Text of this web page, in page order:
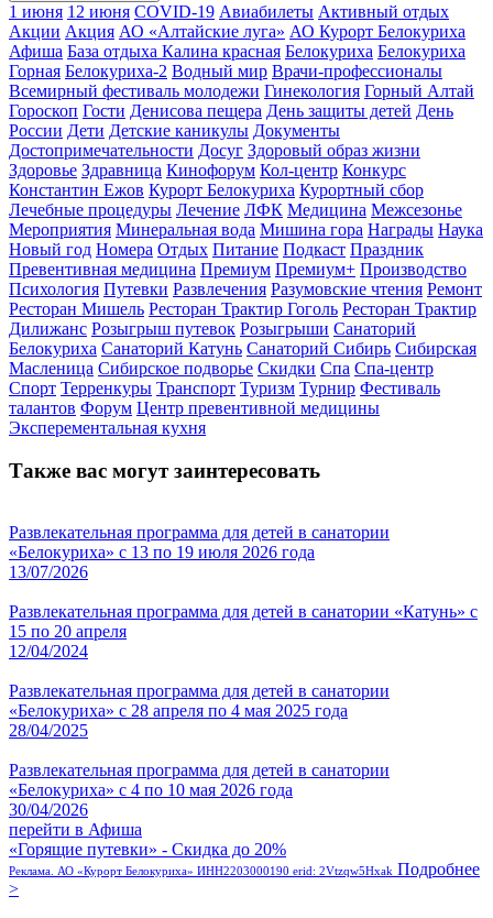
1 июня 12 июня COVID-19 Авиабилеты Активный отдых
Акции Акция АО «Алтайские луга» АО Курорт Белокуриха
Афиша База отдыха Калина красная Белокуриха Белокуриха
Горная Белокуриха-2 Водный мир Врачи-профессионалы
Всемирный фестиваль молодежи Гинекология Горный Алтай
Гороскоп Гости Денисова пещера День защиты детей День
России Дети Детские каникулы Документы
Достопримечательности Досуг Здоровый образ жизни
Здоровье Здравница Кинофорум Кол-центр Конкурс
Константин Ежов Курорт Белокуриха Курортный сбор
Лечебные процедуры Лечение ЛФК Медицина Межсезонье
Мероприятия Минеральная вода Мишина гора Награды Наука
Новый год Номера Отдых Питание Подкаст Праздник
Превентивная медицина Премиум Премиум+ Производство
Психология Путевки Развлечения Разумовские чтения Ремонт
Ресторан Мишель Ресторан Трактир Гоголь Ресторан Трактир
Дилижанс Розыгрыш путевок Розыгрыши Санаторий
Белокуриха Санаторий Катунь Санаторий Сибирь Сибирская
Масленица Сибирское подворье Скидки Спа Спа-центр
Спорт Терренкуры Транспорт Туризм Турнир Фестиваль
талантов Форум Центр превентивной медицины
Эксперементальная кухня
Также вас могут заинтересовать
Развлекательная программа для детей в санатории
«Белокуриха» с 13 по 19 июля 2026 года
13/07/2026
Развлекательная программа для детей в санатории «Катунь» с
15 по 20 апреля
12/04/2024
Развлекательная программа для детей в санатории
«Белокуриха» с 28 апреля по 4 мая 2025 года
28/04/2025
Развлекательная программа для детей в санатории
«Белокуриха» с 4 по 10 мая 2026 года
30/04/2026
перейти в Афиша
«Горящие путевки» - Скидка до 20%
Реклама. АО «Курорт Белокуриха» ИНН2203000190 erid: 2Vtzqw5Hxak Подробнее
>